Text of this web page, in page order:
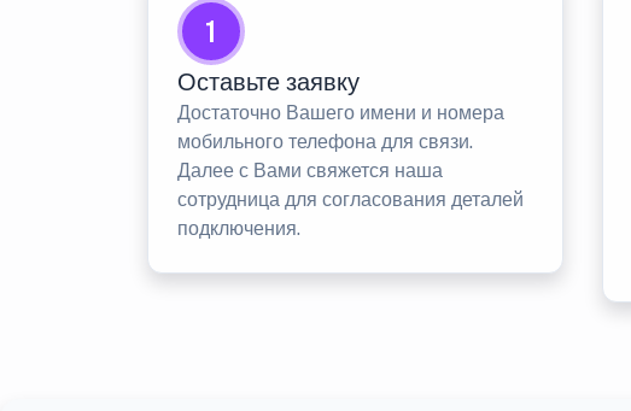
1
Оставьте заявку
Достаточно Вашего имени и номера
мобильного телефона для связи.
Далее с Вами свяжется наша
сотрудница для согласования деталей
подключения.